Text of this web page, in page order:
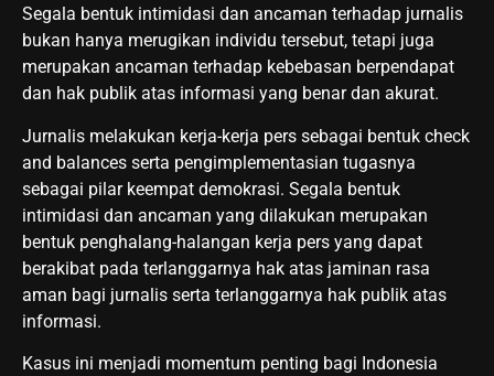
Segala bentuk intimidasi dan ancaman terhadap jurnalis
bukan hanya merugikan individu tersebut, tetapi juga
merupakan ancaman terhadap kebebasan berpendapat
dan hak publik atas informasi yang benar dan akurat.
Jurnalis melakukan kerja-kerja pers sebagai bentuk check
and balances serta pengimplementasian tugasnya
sebagai pilar keempat demokrasi. Segala bentuk
intimidasi dan ancaman yang dilakukan merupakan
bentuk penghalang-halangan kerja pers yang dapat
berakibat pada terlanggarnya hak atas jaminan rasa
aman bagi jurnalis serta terlanggarnya hak publik atas
informasi.
Kasus ini menjadi momentum penting bagi Indonesia